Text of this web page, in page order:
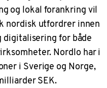
og lokal forankring vil
nordisk utfordrer innen
for både
Nordlo har i
i Sverige og Norge,
SEK.